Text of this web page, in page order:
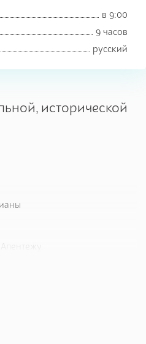
в 9:00
9 часов
русский
исторической
возвышающемся над
полями Алентежу.